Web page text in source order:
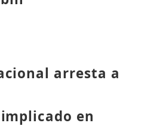
arresta a
en